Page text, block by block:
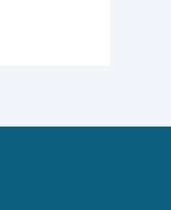
in Youtube